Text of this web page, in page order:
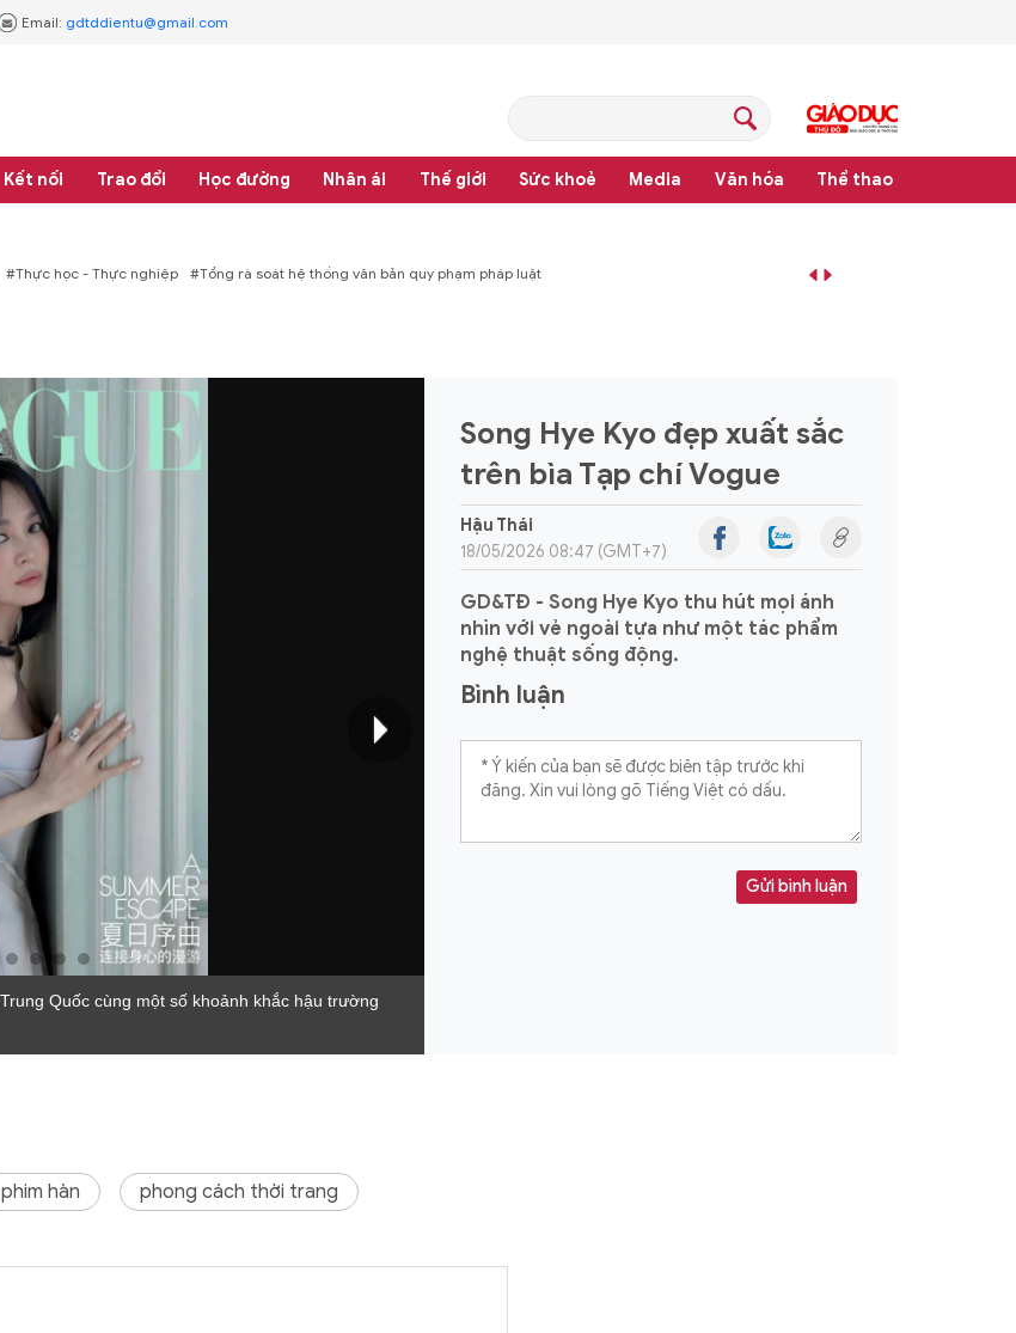
Email: gdtddientu@gmail.com
Kết nối Trao đổi Học đường Nhân ái Thế giới Sức khoẻ Media Văn hóa Thể thao
#Thực học - Thực nghiệp #Tổng rà soát hệ thống văn bản quy phạm pháp luật
Quốc cùng một số khoảnh khắc hậu trường
Song Hye Kyo đẹp xuất sắc
trên bìa Tạp chí Vogue
Hậu Thái
18/05/2026 08:47 (GMT+7)
GD&TĐ - Song Hye Kyo thu hút mọi ánh
nhìn với vẻ ngoài tựa như một tác phẩm
nghệ thuật sống động.
Bình luận
Gửi bình luận
phim hàn phong cách thời trang